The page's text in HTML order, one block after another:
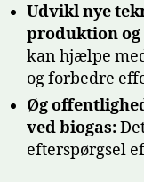
Udvikl nye
produktion
kan hjælpe
og forbedre
Øg
ved biogas:
efterspørgsel